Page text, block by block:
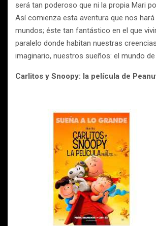
será tan poderoso que ni la propia Mari
Así comienza esta aventura que nos
mundos; éste tan fantástico en el que
paralelo donde habitan nuestras
imaginario, nuestros sueños: el mundo
Carlitos y Snoopy: la película de